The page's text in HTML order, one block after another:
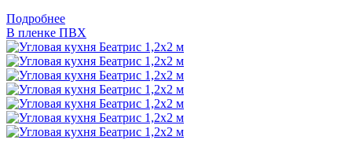
Подробнее
В пленке ПВХ